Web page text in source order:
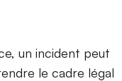
un incident peut
le cadre légal